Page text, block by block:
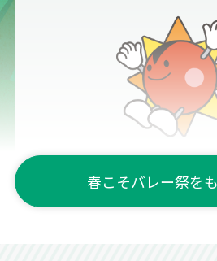
詳しく見る
春こそバレー祭を